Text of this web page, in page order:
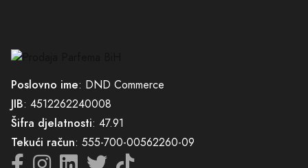
Poslovno ime: DND Commerce
JIB: 4512262240008
Šifra djelatnosti: 47.91
Tekući račun: 555-700-00562260-09